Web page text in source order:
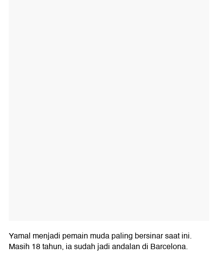
Yamal menjadi pemain muda paling bersinar saat ini.
Masih 18 tahun, ia sudah jadi andalan di Barcelona.